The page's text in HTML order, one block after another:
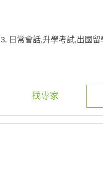
3. 日常會話,升學考試,出國留
找專家